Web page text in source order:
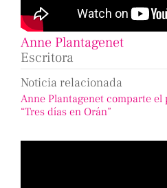
Anne Plantagenet
Escritora
Noticia relacionada
Anne Plantagenet comparte
“Tres días en Orán”